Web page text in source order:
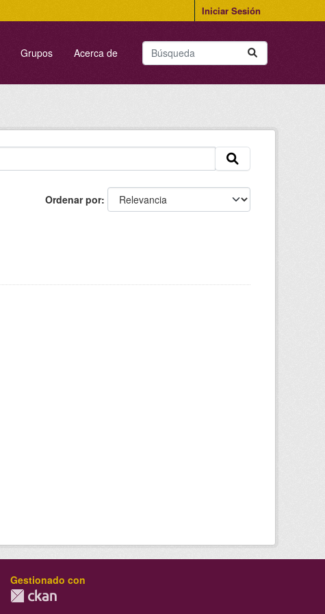
Iniciar Sesión
Grupos Acerca de
Ordenar por
Gestionado con